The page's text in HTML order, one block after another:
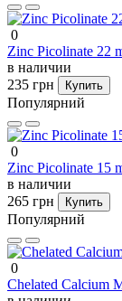
0
Zinc Picolinate 22
в наличии
235 грн
Купить
Популярний
0
Zinc Picolinate 15
в наличии
265 грн
Купить
Популярний
0
Chelated Calcium